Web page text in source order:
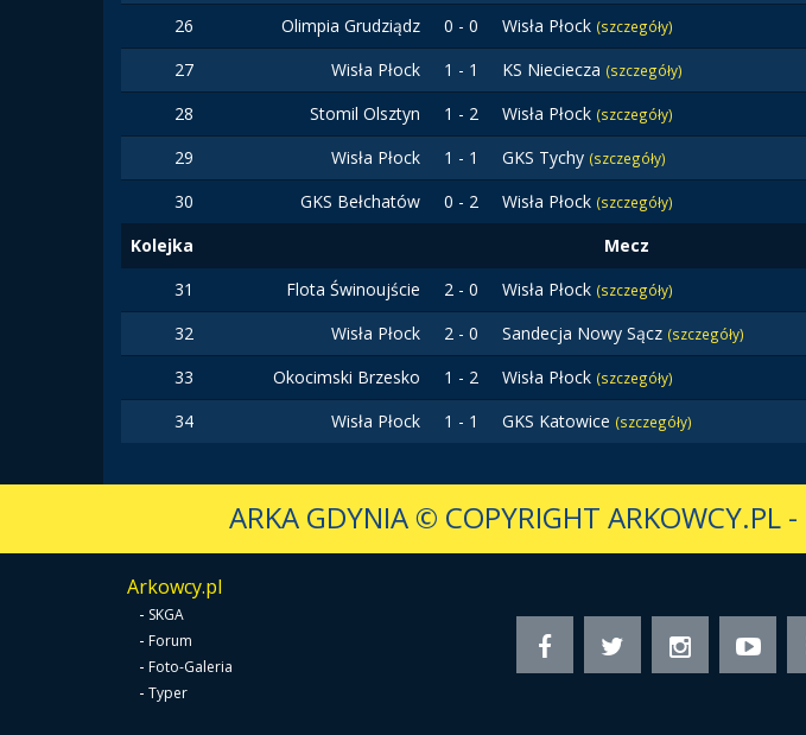
26 Olimpia Grudziądz 0 - 0 Wisła Płock (szczegóły)
27 Wisła Płock 1 - 1 KS Nieciecza (szczegóły)
28 Stomil Olsztyn 1 - 2 Wisła Płock (szczegóły)
29 Wisła Płock 1 - 1 GKS Tychy (szczegóły)
30 GKS Bełchatów 0 - 2 Wisła Płock (szczegóły)
Kolejka Mecz
31
Flota Świnoujście 2 - 0 Wisła Płock (szczegóły)
32 Wisła Płock 2 - 0 Sandecja Nowy Sącz (szczegóły)
33 Okocimski Brzesko 1 - 2 Wisła Płock (szczegóły)
34 Wisła Płock 1 - 1 GKS Katowice (szczegóły)
ARKA GDYNIA© COPYRIGHT ARKOWCY.PL -
Arkowcy.pl
- SKGA
- Forum
- Foto-Galeria
- Typer